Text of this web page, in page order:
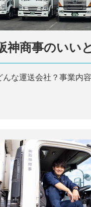
神商事のいい
んな運送会社？事業内